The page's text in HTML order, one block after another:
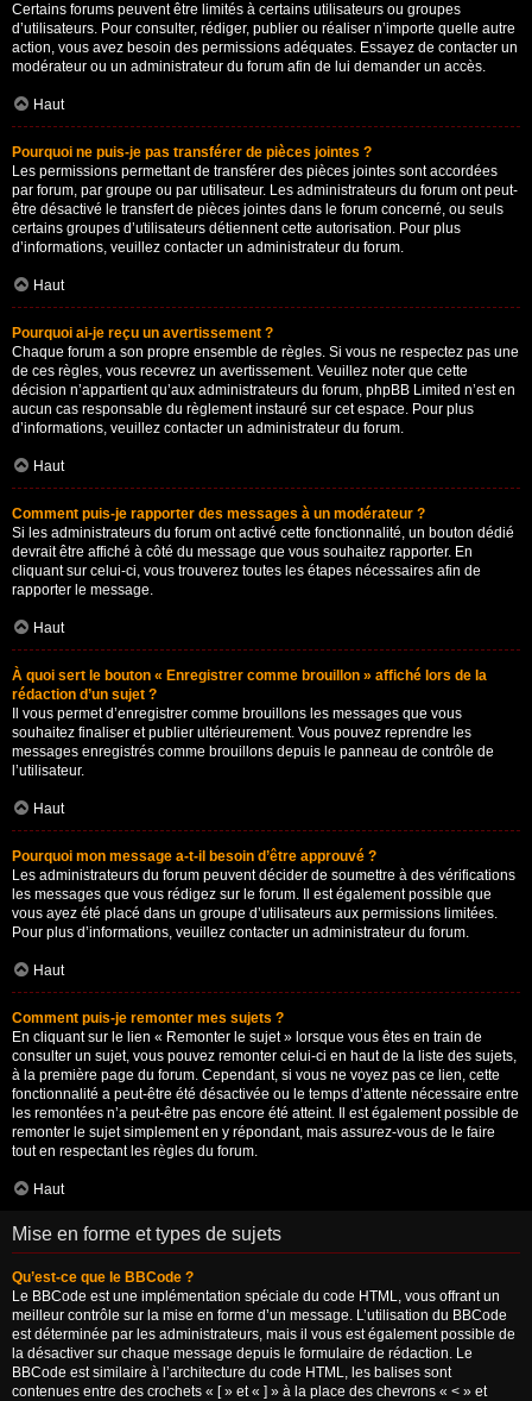
Certains forums peuvent être limités à certains utilisateurs ou groupes
d’utilisateurs. Pour consulter, rédiger, publier ou réaliser n’importe quelle autre
action, vous avez besoin des permissions adéquates. Essayez de contacter un
modérateur ou un administrateur du forum afin de lui demander un accès.
Haut
Pourquoi ne puis-je pas transférer de pièces jointes ?
Les permissions permettant de transférer des pièces jointes sont accordées
par forum, par groupe ou par utilisateur. Les administrateurs du forum ont peut-
être désactivé le transfert de pièces jointes dans le forum concerné, ou seuls
certains groupes d’utilisateurs détiennent cette autorisation. Pour plus
d’informations, veuillez contacter un administrateur du forum.
Haut
Pourquoi ai-je reçu un avertissement ?
Chaque forum a son propre ensemble de règles. Si vous ne respectez pas une
de ces règles, vous recevrez un avertissement. Veuillez noter que cette
décision n’appartient qu’aux administrateurs du forum, phpBB Limited n’est en
aucun cas responsable du règlement instauré sur cet espace. Pour plus
d’informations, veuillez contacter un administrateur du forum.
Haut
Comment puis-je rapporter des messages à un modérateur ?
Si les administrateurs du forum ont activé cette fonctionnalité, un bouton dédié
devrait être affiché à côté du message que vous souhaitez rapporter. En
cliquant sur celui-ci, vous trouverez toutes les étapes nécessaires afin de
rapporter le message.
Haut
À quoi sert le bouton « Enregistrer comme brouillon » affiché lors de la
rédaction d’un sujet ?
Il vous permet d’enregistrer comme brouillons les messages que vous
souhaitez finaliser et publier ultérieurement. Vous pouvez reprendre les
messages enregistrés comme brouillons depuis le panneau de contrôle de
l’utilisateur.
Haut
Pourquoi mon message a-t-il besoin d’être approuvé ?
Les administrateurs du forum peuvent décider de soumettre à des vérifications
les messages que vous rédigez sur le forum. Il est également possible que
vous ayez été placé dans un groupe d’utilisateurs aux permissions limitées.
Pour plus d’informations, veuillez contacter un administrateur du forum.
Haut
Comment puis-je remonter mes sujets ?
En cliquant sur le lien « Remonter le sujet » lorsque vous êtes en train de
consulter un sujet, vous pouvez remonter celui-ci en haut de la liste des sujets,
à la première page du forum. Cependant, si vous ne voyez pas ce lien, cette
fonctionnalité a peut-être été désactivée ou le temps d’attente nécessaire entre
les remontées n’a peut-être pas encore été atteint. Il est également possible de
remonter le sujet simplement en y répondant, mais assurez-vous de le faire
tout en respectant les règles du forum.
Haut
Mise en forme et types de sujets
Qu’est-ce que le BBCode ?
Le BBCode est une implémentation spéciale du code HTML, vous offrant un
meilleur contrôle sur la mise en forme d’un message. L’utilisation du BBCode
est déterminée par les administrateurs, mais il vous est également possible de
la désactiver sur chaque message depuis le formulaire de rédaction. Le
BBCode est similaire à l’architecture du code HTML, les balises sont
contenues entre des crochets « [ » et « ] » à la place des chevrons « < » et